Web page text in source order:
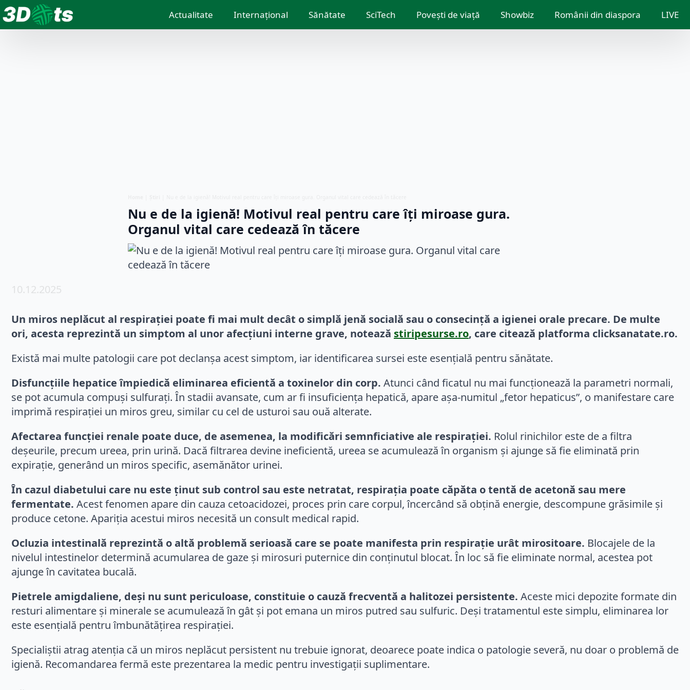
Actualitate Internațional Sănătate SciTech Povești de viață Showbiz Românii din diaspora LIVE
Nu e de la igienă! Motivul real pentru care îți miroase gura.
Organul vital care cedează în tăcere
10.12.2025
Un miros neplăcut al respirației poate fi mai mult decât o simplă jenă socială sau o consecință a igienei orale precare. De multe
ori, acesta reprezintă un simptom al unor afecțiuni interne grave, notează stiripesurse.ro, care citează platforma clicksanatate.ro.
Există mai multe patologii care pot declanșa acest simptom, iar identificarea sursei este esențială pentru sănătate.
Disfuncțiile hepatice împiedică eliminarea eficientă a toxinelor din corp. Atunci când ficatul nu mai funcționează la parametri normali,
se pot acumula compuși sulfurați. În stadii avansate, cum ar fi insuficiența hepatică, apare așa-numitul „fetor hepaticus”, o manifestare care
imprimă respirației un miros greu, similar cu cel de usturoi sau ouă alterate.
Afectarea funcției renale poate duce, de asemenea, la modificări semnficiative ale respirației. Rolul rinichilor este de a filtra
deșeurile, precum ureea, prin urină. Dacă filtrarea devine ineficientă, ureea se acumulează în organism și ajunge să fie eliminată prin
expirație, generând un miros specific, asemănător urinei.
În cazul diabetului care nu este ținut sub control sau este netratat, respirația poate căpăta o tentă de acetonă sau mere
fermentate. Acest fenomen apare din cauza cetoacidozei, proces prin care corpul, încercând să obțină energie, descompune grăsimile și
produce cetone. Apariția acestui miros necesită un consult medical rapid.
Ocluzia intestinală reprezintă o altă problemă serioasă care se poate manifesta prin respirație urât mirositoare. Blocajele de la
nivelul intestinelor determină acumularea de gaze și mirosuri puternice din conținutul blocat. În loc să fie eliminate normal, acestea pot
ajunge în cavitatea bucală.
Pietrele amigdaliene, deși nu sunt periculoase, constituie o cauză frecventă a halitozei persistente. Aceste mici depozite formate din
resturi alimentare și minerale se acumulează în gât și pot emana un miros putred sau sulfuric. Deși tratamentul este simplu, eliminarea lor
este esențială pentru îmbunătățirea respirației.
Specialiștii atrag atenția că un miros neplăcut persistent nu trebuie ignorat, deoarece poate indica o patologie severă, nu doar o problemă de
igienă. Recomandarea fermă este prezentarea la medic pentru investigații suplimentare.